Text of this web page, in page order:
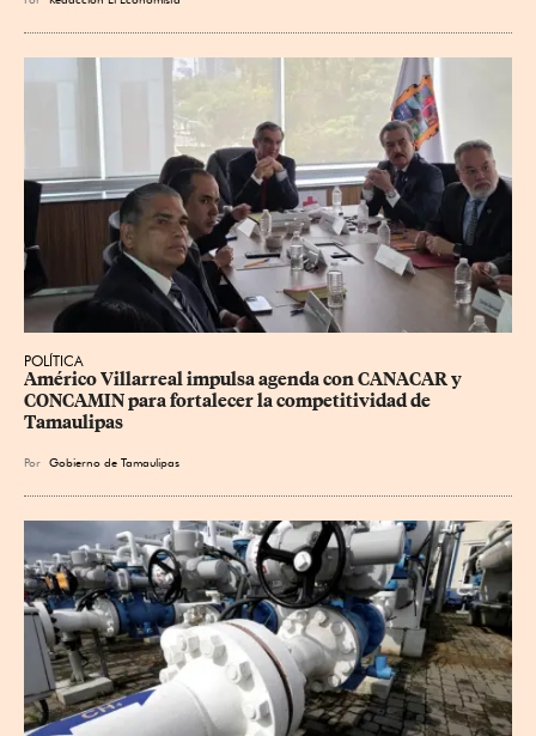
POLÍTICA
Américo Villarreal impulsa agenda con CANACAR y
CONCAMIN para fortalecer la competitividad de
Tamaulipas
Por Gobierno de Tamaulipas